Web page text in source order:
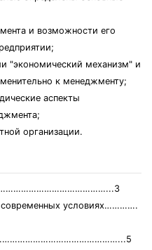
и возможности его
"экономический механизм" и
к менеджменту;
аспекты
организации.
современных условиях………….